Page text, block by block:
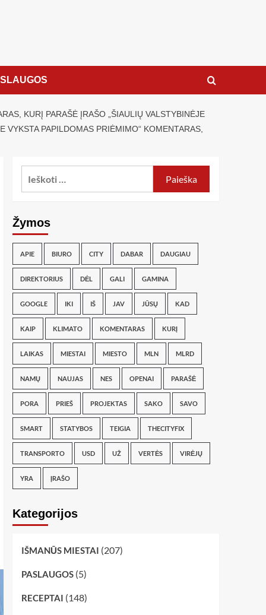
KURĮ PARAŠĖ ĮRAŠO „ŠIAULIŲ VALSTYBINĖJE
PAPILDOMAS PRIĖMIMO“ KOMENTARAS,
Žymos
APIE BIURO CITY DABAR DAUGIAU
DIREKTORIUS DĖL GALI GAMINA
GOOGLE IKI IŠ JAV JŪSŲ KAD
KAIP KLIMATO KOMENTARAS KURĮ
LAIKAS MIESTAI MIESTO MLN MLRD
NAMŲ NAUJAS NES OPENAI PARAŠĖ
PORA PRIEŠ PROJEKTAS SAKO SAVO
SMART STATYBOS TEIGIA THECITYFIX
TRANSPORTO USD UŽ VERTĖS VIRĖJŲ
YRA ĮRAŠO
Kategorijos
IŠMANŪS MIESTAI (207)
PASLAUGOS(5)
RECEPTAI (148)